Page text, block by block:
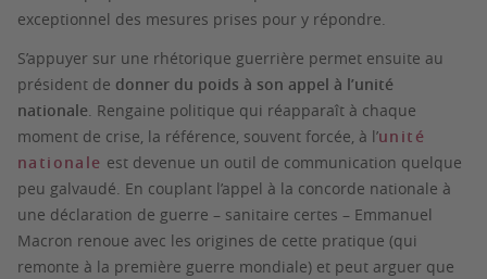
exceptionnel des mesures prises pour y répondre.
S’appuyer sur une rhétorique guerrière permet ensuite au
président de donner du poids à son appel à l’unité
nationale. Rengaine politique qui réapparaît à chaque
moment de crise, la référence, souvent forcée, à l’unité
nationale est devenue un outil de communication quelque
peu galvaudé. En couplant l’appel à la concorde nationale à
une déclaration de guerre – sanitaire certes – Emmanuel
Macron renoue avec les origines de cette pratique (qui
remonte à la première guerre mondiale) et peut arguer que